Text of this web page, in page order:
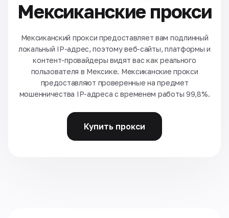
Мексиканские прокси
Мексиканский прокси предоставляет вам подлинный
локальный IP-адрес, поэтому веб-сайты, платформы и
контент-провайдеры видят вас как реального
пользователя в Мексике. Мексиканские прокси
предоставляют проверенные на предмет
мошенничества IP-адреса с временем работы 99,8%.
Купить прокси